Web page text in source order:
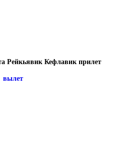
Рейкьявик Кефлавик прилет
вылет